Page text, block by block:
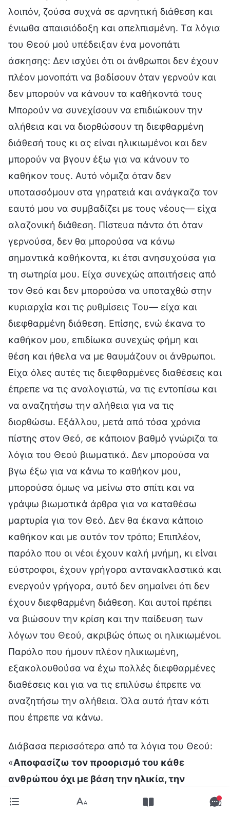
λοιπόν, ζούσα συχνά σε αρνητική διάθεση και
ένιωθα απαισιόδοξη και απελπισμένη. Τα λόγια
του Θεού μού υπέδειξαν ένα μονοπάτι
άσκησης: Δεν ισχύει ότι οι άνθρωποι δεν έχουν
πλέον μονοπάτι να βαδίσουν όταν γερνούν και
δεν μπορούν να κάνουν τα καθήκοντά τους
Μπορούν να συνεχίσουν να επιδιώκουν την
αλήθεια και να διορθώσουν τη διεφθαρμένη
διάθεσή τους κι ας είναι ηλικιωμένοι και δεν
μπορούν να βγουν έξω για να κάνουν το
καθήκον τους. Αυτό νόμιζα όταν δεν
υποτασσόμουν στα γηρατειά και ανάγκαζα τον
εαυτό μου να συμβαδίζει με τους νέους— είχα
αλαζονική διάθεση. Πίστευα πάντα ότι όταν
γερνούσα, δεν θα μπορούσα να κάνω
σημαντικά καθήκοντα, κι έτσι ανησυχούσα για
τη σωτηρία μου. Είχα συνεχώς απαιτήσεις από
τον Θεό και δεν μπορούσα να υποταχθώ στην
κυριαρχία και τις ρυθμίσεις Του— είχα και
διεφθαρμένη διάθεση. Επίσης, ενώ έκανα το
καθήκον μου, επιδίωκα συνεχώς φήμη και
θέση και ήθελα να με θαυμάζουν οι άνθρωποι.
Είχα όλες αυτές τις διεφθαρμένες διαθέσεις και
έπρεπε να τις αναλογιστώ, να τις εντοπίσω και
να αναζητήσω την αλήθεια για να τις
διορθώσω. Εξάλλου, μετά από τόσα χρόνια
πίστης στον Θεό, σε κάποιον βαθμό γνώριζα τα
λόγια του Θεού βιωματικά. Δεν μπορούσα να
βγω έξω για να κάνω το καθήκον μου,
μπορούσα όμως να μείνω στο σπίτι και να
γράψω βιωματικά άρθρα για να καταθέσω
μαρτυρία για τον Θεό. Δεν θα έκανα κάποιο
καθήκον και με αυτόν τον τρόπο; Επιπλέον,
παρόλο που οι νέοι έχουν καλή μνήμη, κι είναι
εύστροφοι, έχουν γρήγορα αντανακλαστικά και
ενεργούν γρήγορα, αυτό δεν σημαίνει ότι δεν
έχουν διεφθαρμένη διάθεση. Και αυτοί πρέπει
να βιώσουν την κρίση και την παίδευση των
λόγων του Θεού, ακριβώς όπως οι ηλικιωμένοι.
Παρόλο που ήμουν πλέον ηλικιωμένη,
εξακολουθούσα να έχω πολλές διεφθαρμένες
διαθέσεις και για να τις επιλύσω έπρεπε να
αναζητήσω την αλήθεια. Όλα αυτά ήταν κάτι
που έπρεπε να κάνω.
Διάβασα περισσότερα από τα λόγια του Θεού:
«Αποφασίζω τον προορισμό του κάθε
ανθρώπου όχι με βάση την ηλικία, την
ιεραρχία ή τον βαθμό στον οποίο υπέφερε,